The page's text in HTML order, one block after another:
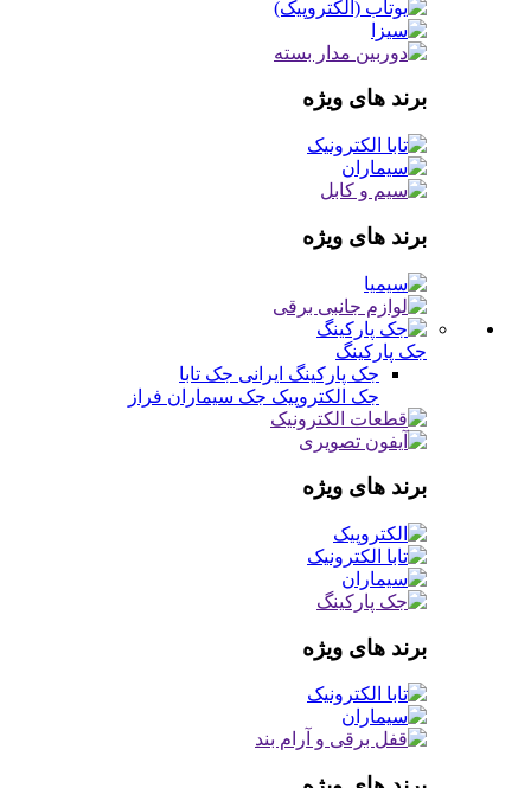
برند های ویژه
برند های ویژه
جک پارکینگ
جک پارکینگ ایرانی جک تابا
جک الکتروپیک جک سیماران فراز
برند های ویژه
برند های ویژه